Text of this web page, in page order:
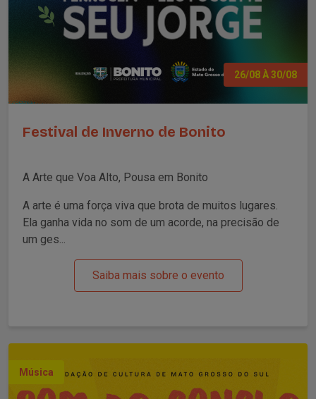
26/08 À 30/08
Festival de Inverno de Bonito
A Arte que Voa Alto, Pousa em Bonito
A arte é uma força viva que brota de muitos lugares.
Ela ganha vida no som de um acorde, na precisão de
um ges...
Saiba mais sobre o evento
Música